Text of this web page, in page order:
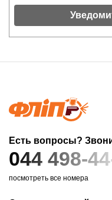
Есть вопросы?
044 498-
посмотреть все номера